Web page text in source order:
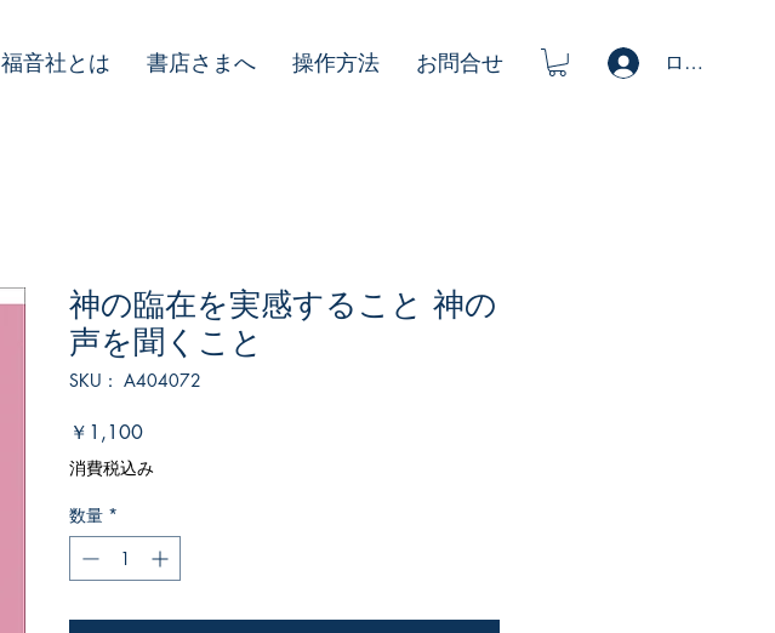
福音社とは 書店さまへ 操作方法 お問合せ ログイン
神の臨在を実感すること 神の
声を聞くこと
SKU： A404072
￥1,100価
格
消費税込み
数量 *